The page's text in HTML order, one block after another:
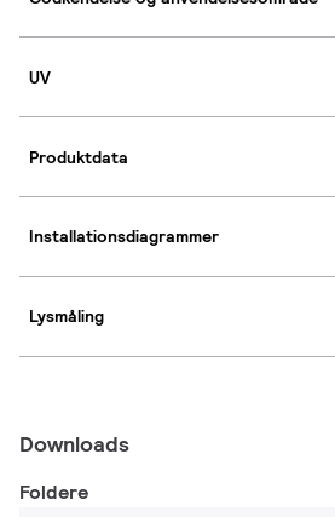
UV
Produktdata
Installationsdiagrammer
Lysmåling
Downloads
Foldere